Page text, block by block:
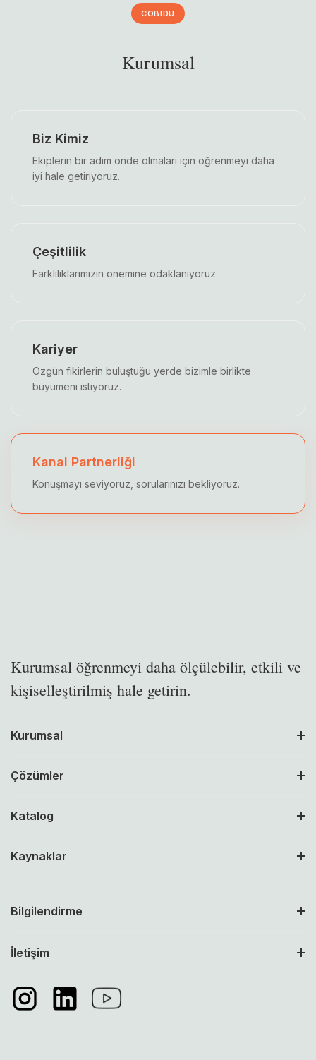
COBIDU
Kurumsal
Biz Kimiz
Ekiplerin bir adım önde olmaları için öğrenmeyi daha
iyi hale getiriyoruz.
Çeşitlilik
Farklılıklarımızın önemine odaklanıyoruz.
Kariyer
Özgün fikirlerin buluştuğu yerde bizimle birlikte
büyümeni istiyoruz.
Kanal Partnerliği
Konuşmayı seviyoruz, sorularınızı bekliyoruz.
Kurumsal öğrenmeyi daha ölçülebilir, etkili ve
kişiselleştirilmiş hale getirin.
Kurumsal
Çözümler
Katalog
Kaynaklar
Bilgilendirme
İletişim